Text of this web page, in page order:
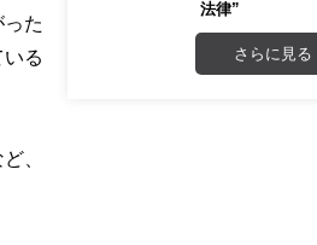
た
る
、
法律”
さらに見る